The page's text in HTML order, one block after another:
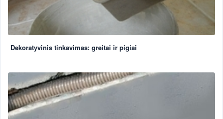
Dekoratyvinis tinkavimas: greitai ir pigiai